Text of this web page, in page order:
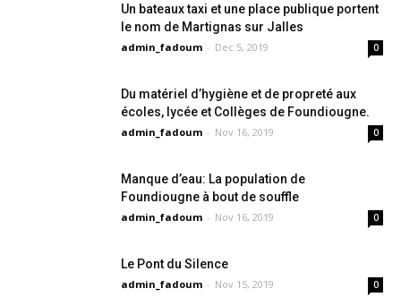
Un bateaux taxi et une place publique portent
le nom de Martignas sur Jalles
admin_fadoum - Dec 5, 2019 0
Du matériel d’hygiène et de propreté aux
écoles, lycée et Collèges de Foundiougne.
admin_fadoum - Nov 16, 2019 0
Manque d’eau: La population de
Foundiougne à bout de souffle
admin_fadoum - Nov 16, 2019 0
Le Pont du Silence
admin_fadoum - Nov 15, 2019 0